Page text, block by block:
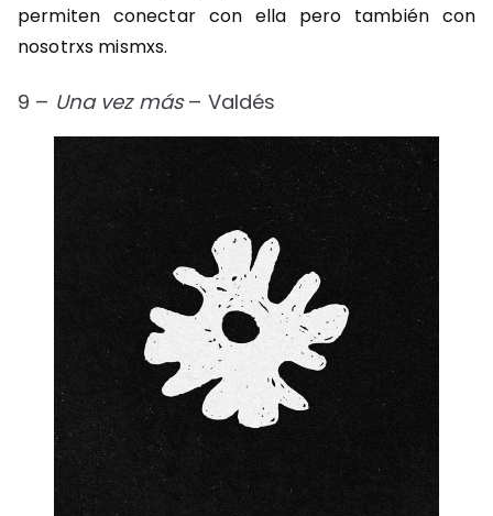
permiten conectar con ella pero también con
nosotrxs mismxs.
9 – Una vez más– Valdés